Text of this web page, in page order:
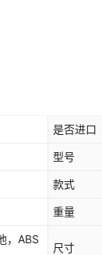
是否进口
型号
款式
重量
，ABS
尺寸